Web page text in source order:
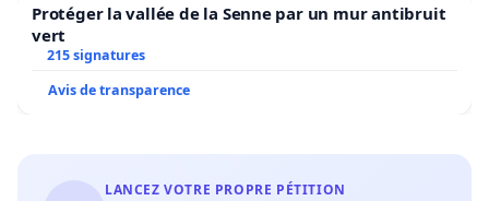
Protéger la vallée de la Senne par un mur antibruit
vert
215 signatures
Avis de transparence
LANCEZ VOTRE PROPRE PÉTITION